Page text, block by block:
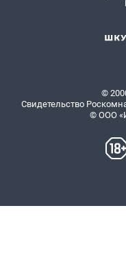
©
Свидетельство
© ООО